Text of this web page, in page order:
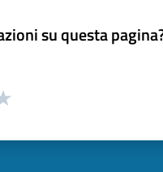
su questa